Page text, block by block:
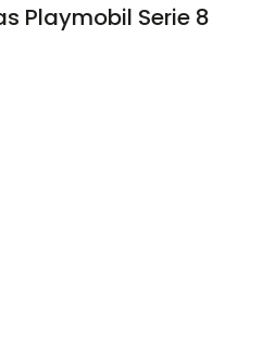
Playmobil Serie 8